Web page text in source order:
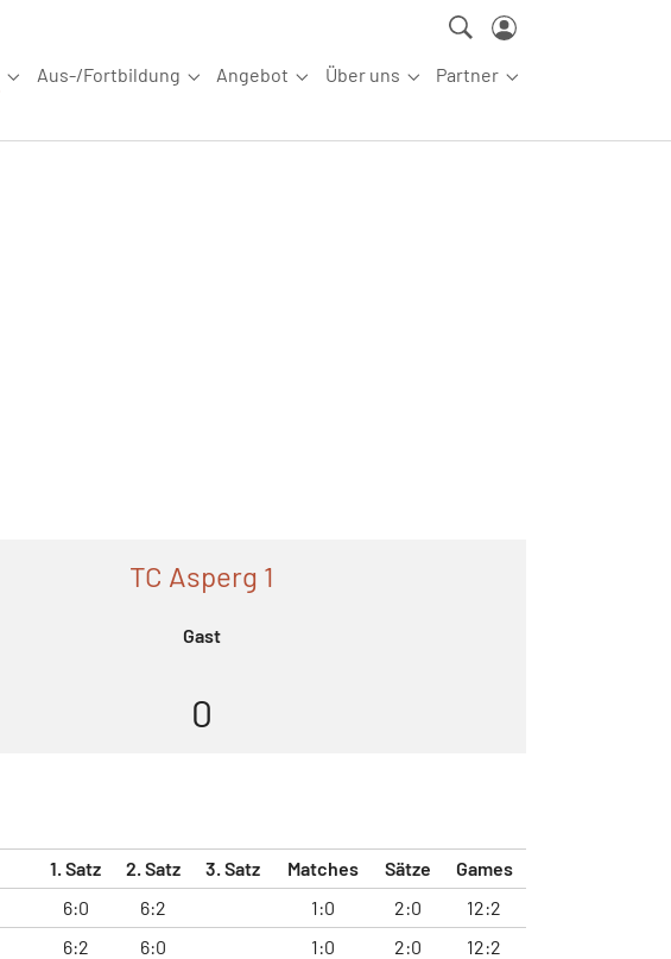
Submenu for "Wettkampfsport"
Aus-/Fortbildung
Submenu for "Aus-/Fortbildung"
Angebot
Submenu for "Angebot"
Über uns
Submenu for "Über uns"
Partner
Submenu for
TC Asperg 1
Gast
0
1. Satz 2. Satz 3. Satz Matches Sätze Games
6:0 6:2 1:0 2:0 12:2
6:2 6:0 1:0 2:0 12:2